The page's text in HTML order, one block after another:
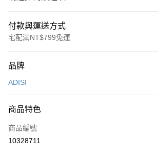
付款與運送方式
宅配滿NT$799免運
信用卡一次付款
Apple Pay
街口支付
品牌
ADISI
商品特色
商品編號
10328711